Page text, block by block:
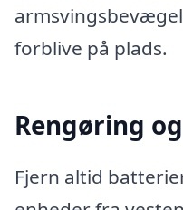
forblive på plads.
Rengøring
Fjern altid